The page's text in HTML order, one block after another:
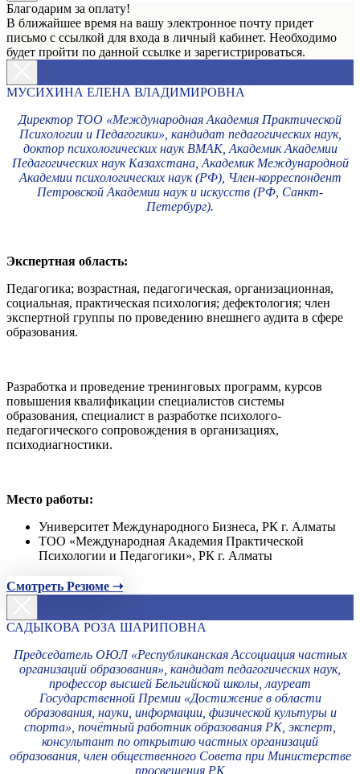
Благодарим за оплату!
В ближайшее время на вашу электронное почту придет
письмо с ссылкой для входа в личный кабинет. Необходимо
будет пройти по данной ссылке и зарегистрироваться.
МУСИХИНА ЕЛЕНА ВЛАДИМИРОВНА
Директор ТОО «Международная Академия Практической
Психологии и Педагогики», кандидат педагогических наук,
доктор психологических наук ВМАК, Академик Академии
Педагогических наук Казахстана, Академик Международной
Академии психологических наук (РФ), Член-корреспондент
Петровской Академии наук и искусств (РФ, Санкт-
Петербург).
Экспертная область:
Педагогика; возрастная, педагогическая, организационная,
социальная, практическая психология; дефектология; член
экспертной группы по проведению внешнего аудита в сфере
образования.
Разработка и проведение тренинговых программ, курсов
повышения квалификации специалистов системы
образования, специалист в разработке психолого-
педагогического сопровождения в организациях,
психодиагностики.
Место работы:
Университет Международного Бизнеса, РК г. Алматы
ТОО «Международная Академия Практической
Психологии и Педагогики», РК г. Алматы
Смотреть Резюме ➝
САДЫКОВА РОЗА ШАРИПОВНА
Председатель ОЮЛ «Республиканская Ассоциация частных
организаций образования», кандидат педагогических наук,
профессор высшей Бельгийской школы, лауреат
Государственной Премии «Достижение в области
образования, науки, информации, физической культуры и
спорта», почётный работник образования РК, эксперт,
консультант по открытию частных организаций
образования, член общественного Совета при Министерстве
просвещения РК